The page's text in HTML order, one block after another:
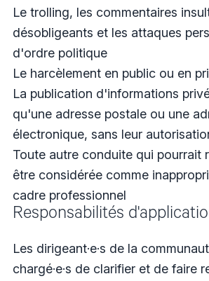
Le trolling, les commentaires
désobligeants et les attaques
d'ordre politique
Le harcèlement en public ou en
La publication d'informations
qu'une adresse postale ou une
électronique, sans leur
Toute autre conduite qui pourrait
être considérée comme
cadre professionnel
Responsabilités
Les dirigeant·e·s de la
chargé·e·s de clarifier et de faire